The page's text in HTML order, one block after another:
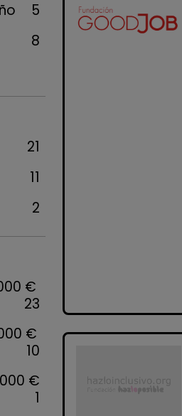
5
8
21
11
2
€
23
€
10
€
1